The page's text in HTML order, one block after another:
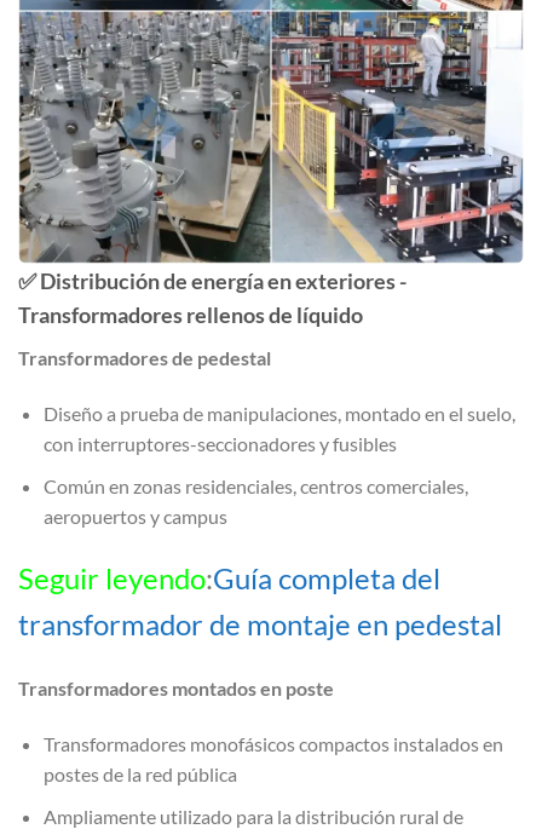
✅Distribución de energía en exteriores -
Transformadores rellenos de líquido
Transformadores de pedestal
Diseño a prueba de manipulaciones, montado en el suelo,
con interruptores-seccionadores y fusibles
Común en zonas residenciales, centros comerciales,
aeropuertos y campus
Seguir leyendo:Guía completa del
transformador de montaje en pedestal
Transformadores montados en poste
Transformadores monofásicos compactos instalados en
postes de la red pública
Ampliamente utilizado para la distribución rural de